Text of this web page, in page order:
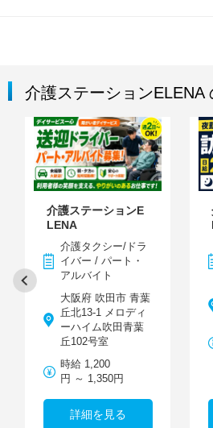
介護ステーションELENA
介護ステーションE
LENA
介護タクシー/ドラ
イバー / パート・
アルバイト
大阪府 吹田市 青葉
丘北13-1 メロディ
ーハイム吹田青葉
丘102号室
時給 1,200
円 ～ 1,350円
詳細を見る